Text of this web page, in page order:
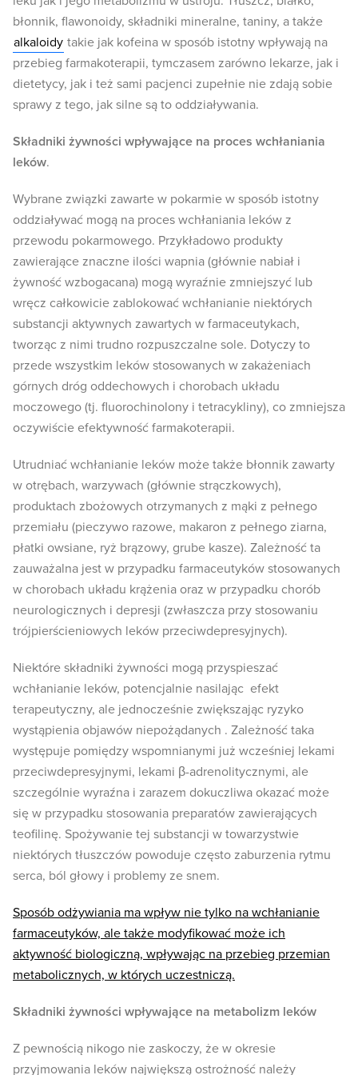
błonnik, flawonoidy, składniki mineralne, taniny, a także
alkaloidy takie jak kofeina w sposób istotny wpływają na
przebieg farmakoterapii, tymczasem zarówno lekarze, jak i
dietetycy, jak i też sami pacjenci zupełnie nie zdają sobie
sprawy z tego, jak silne są to oddziaływania.
Składniki żywności wpływające na proces wchłaniania
leków.
Wybrane związki zawarte w pokarmie w sposób istotny
oddziaływać mogą na proces wchłaniania leków z
przewodu pokarmowego. Przykładowo produkty
zawierające znaczne ilości wapnia (głównie nabiał i
żywność wzbogacana) mogą wyraźnie zmniejszyć lub
wręcz całkowicie zablokować wchłanianie niektórych
substancji aktywnych zawartych w farmaceutykach,
tworząc z nimi trudno rozpuszczalne sole. Dotyczy to
przede wszystkim leków stosowanych w zakażeniach
górnych dróg oddechowych i chorobach układu
moczowego (tj. fluorochinolony i tetracykliny), co zmniejsza
oczywiście efektywność farmakoterapii.
Utrudniać wchłanianie leków może także błonnik zawarty
w otrębach, warzywach (głównie strączkowych),
produktach zbożowych otrzymanych z mąki z pełnego
przemiału (pieczywo razowe, makaron z pełnego ziarna,
płatki owsiane, ryż brązowy, grube kasze). Zależność ta
zauważalna jest w przypadku farmaceutyków stosowanych
w chorobach układu krążenia oraz w przypadku chorób
neurologicznych i depresji (zwłaszcza przy stosowaniu
trójpierścieniowych leków przeciwdepresyjnych).
Niektóre składniki żywności mogą przyspieszać
wchłanianie leków, potencjalnie nasilając efekt
terapeutyczny, ale jednocześnie zwiększając ryzyko
wystąpienia objawów niepożądanych . Zależność taka
występuje pomiędzy wspomnianymi już wcześniej lekami
przeciwdepresyjnymi, lekami β-adrenolitycznymi, ale
szczególnie wyraźna i zarazem dokuczliwa okazać może
się w przypadku stosowania preparatów zawierających
teofilinę. Spożywanie tej substancji w towarzystwie
niektórych tłuszczów powoduje często zaburzenia rytmu
serca, ból głowy i problemy ze snem.
Sposób odżywiania ma wpływ nie tylko na wchłanianie
farmaceutyków, ale także modyfikować może ich
aktywność biologiczną, wpływając na przebieg przemian
metabolicznych, w których uczestniczą.
Składniki żywności wpływające na metabolizm leków
Z pewnością nikogo nie zaskoczy, że w okresie
przyjmowania leków największą ostrożność należy